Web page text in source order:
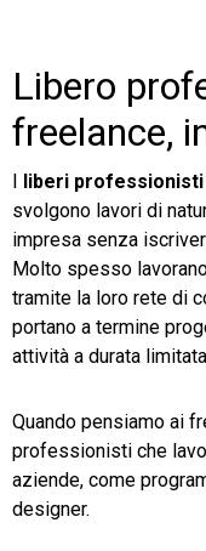
Libero
freelance,
I liberi
svolgono lavori di
impresa senza
Molto spesso
tramite la loro rete di
portano a termine
attività a durata
Quando pensiamo ai
professionisti che
aziende, come
designer.